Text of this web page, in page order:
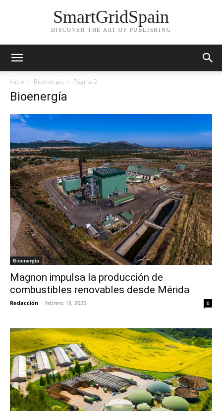
SmartGridSpain
DISCOVER THE ART OF PUBLISHING
Inicio Bioenergía Página 2
Bioenergía
Bioenergía
Magnon impulsa la producción de
combustibles renovables desde Mérida
Redacción - febrero 19, 2025 0